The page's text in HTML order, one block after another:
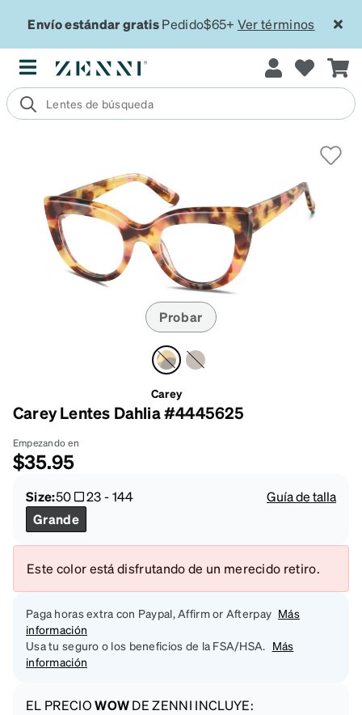
Envío estándar gratisPedido$65+ Ver términos
Probar
Carey
Carey Lentes Dahlia #4445625
Empezando en
$35.95
Size:50 23-144
Guía de talla
Grande
Este color está disfrutando de un merecido retiro.
Paga horas extra con Paypal, Affirm or Afterpay Más
información
Usa tu seguro o los beneficios de la FSA/HSA. Más
información
EL PRECIOWOWDE ZENNI INCLUYE: